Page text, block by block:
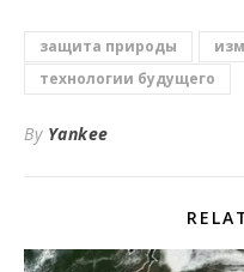
защита природы
технологии будущего
By Yankee